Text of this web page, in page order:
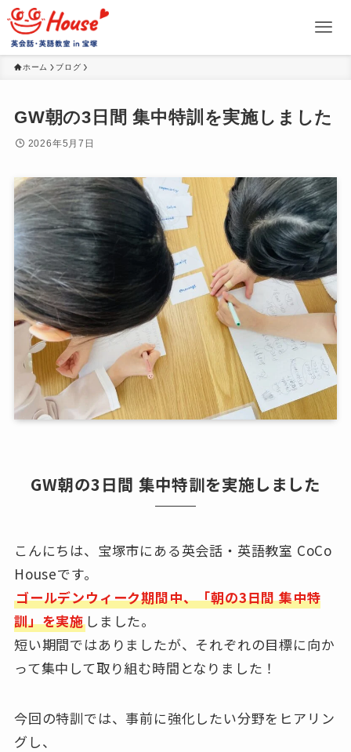
ホーム ブログ
GW朝の3日間 集中特訓を実施しました
2026年5月7日
GW朝の3日間 集中特訓を実施しました
こんにちは、宝塚市にある英会話・英語教室 CoCo
Houseです。
ゴールデンウィーク期間中、「朝の3日間 集中特
訓」を実施しました。
短い期間ではありましたが、それぞれの目標に向か
って集中して取り組む時間となりました！
今回の特訓では、事前に強化したい分野をヒアリン
グし、